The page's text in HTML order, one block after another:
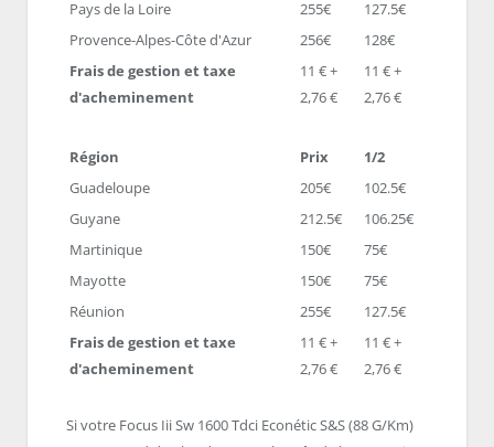
Pays de la Loire
255€
127.5€
Provence-Alpes-Côte d'Azur
256€
128€
Frais de gestion et taxe
d'acheminement
11 € +
2,76 €
11 € +
2,76 €
Région Prix
1/2
Guadeloupe
205€
102.5€
Guyane
212.5€
106.25€
Martinique
150€
75€
Mayotte
150€
75€
Réunion
255€
127.5€
Frais de gestion et taxe
d'acheminement
11 € +
2,76 €
11 € +
2,76 €
Si votre Focus Iii Sw 1600 Tdci Econétic S&S (88 G/Km)